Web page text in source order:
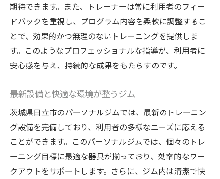
進捗状況の定期チェックとフィードバック
達成後も維持するためのサポート
日立市での健康的なライフスタイルをパーソナ
ルジムで実現
取り入れる
ジム外での健康維持のためのアドバイス
コミュニティ参加で相乗効果を生む
ストレス管理とリラクゼーションの提案
地域のイベントを活用した健康生活
期待できます。また、トレーナーは常に利用者のフィー
ドバックを重視し、プログラム内容を柔軟に調整するこ
とで、効果的かつ無理のないトレーニングを提供しま
す。このようなプロフェッショナルな指導が、利用者に
安心感を与え、持続的な成果をもたらすのです。
最新設備と快適な環境が整うジム
茨城県日立市のパーソナルジムでは、最新のトレーニン
グ設備を完備しており、利用者の多様なニーズに応える
ことができます。このパーソナルジムでは、個々のトレ
ーニング目標に最適な器具が揃っており、効率的なワー
クアウトをサポートします。さらに、ジム内は清潔で快